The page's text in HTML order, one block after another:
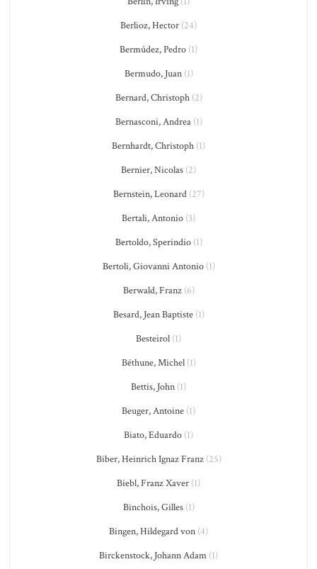
Berlioz, Hector (24)
Bermúdez, Pedro (1)
Bermudo, Juan(1)
Bernard, Christoph(2)
Bernasconi, Andrea(1)
Bernhardt, Christoph (1)
Bernier, Nicolas (2)
Bernstein, Leonard(27)
Bertali, Antonio (3)
Bertoldo, Sperindio(1)
Bertoli, Giovanni Antonio(1)
Berwald, Franz(6)
Besard, Jean Baptiste(1)
Besteirol (1)
Béthune, Michel(1)
Bettis, John (1)
Beuger, Antoine (1)
Biato, Eduardo (1)
Biber, Heinrich Ignaz Franz(25)
Biebl, Franz Xaver (1)
Binchois, Gilles(1)
Bingen, Hildegard von (4)
Birckenstock, Johann Adam (1)